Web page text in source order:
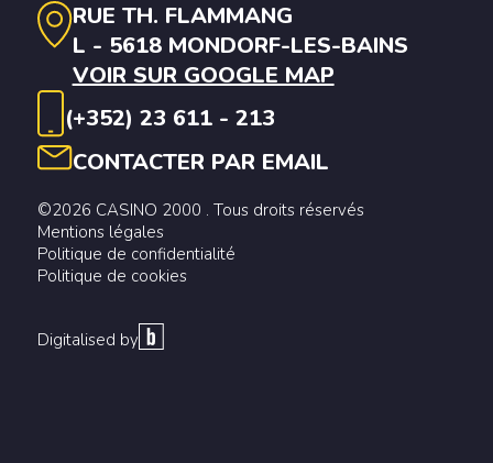
RUE TH. FLAMMANG
L - 5618 MONDORF-LES-BAINS
VOIR SUR GOOGLE MAP
(+352) 23 611 - 213
CONTACTER PAR EMAIL
©2026 CASINO 2000 . Tous droits réservés
Mentions légales
Politique de confidentialité
Politique de cookies
Digitalised by